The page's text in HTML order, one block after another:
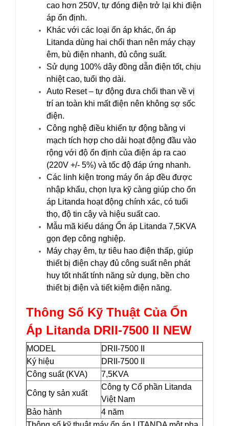
cao hơn 250V, tự đóng điện trở lại khi điện
áp ổn định.
Khác với các loại ổn áp khác, ổn áp
Litanda dùng hai chổi than nên máy chạy
êm, bù điện nhanh, đủ công suất.
Sử dụng 100% dây đồng dẫn điện tốt, chịu
nhiệt cao, tuổi thọ dài.
Auto Reset – tự động đưa chổi than về vị
trí an toàn khi mất điện nên không sợ sốc
điện.
Công nghệ điều khiển tự động bằng vi
mạch tích hợp cho dải hoạt động đầu vào
rộng với độ ổn định của điện áp ra cao
(220V +/- 5%) và tốc độ đáp ứng nhanh.
Các linh kiện trong máy ổn áp đều được
nhập khẩu, chọn lựa kỹ càng giúp cho ổn
áp Litanda hoạt động chính xác, có tuổi
thọ, độ tin cậy và hiệu suất cao.
Mẫu mã kiểu dáng Ổn áp Litanda 7,5KVA
gọn đẹp công nghiệp.
Máy chạy êm, tự tiêu hao điện thấp, giúp
thiết bị điện chạy đủ công suất nên phát
huy tốt nhất tính năng sử dụng, bền cho
thiết bị điện và tiết kiệm điện năng.
Thông Số Kỹ Thuật Của Ổn
Áp Litanda DRII-7500 II NEW
MODEL
DRII-7500 II
Ký hiệu
DRII-7500 II
Công suất (KVA)
7,5KVA
Công ty sản xuất
Công ty Cổ phần Litanda
Việt Nam
Bảo hành
4 năm